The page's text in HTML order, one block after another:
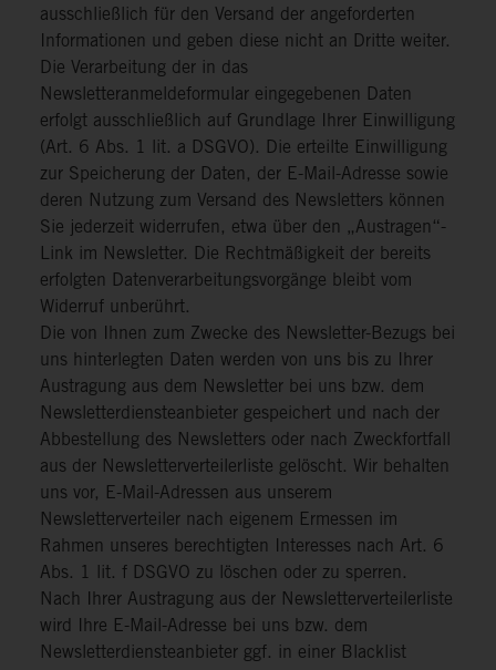
ausschließlich für den Versand der angeforderten
Informationen und geben diese nicht an Dritte weiter.
Die Verarbeitung der in das
Newsletteranmeldeformular eingegebenen Daten
erfolgt ausschließlich auf Grundlage Ihrer Einwilligung
(Art. 6 Abs. 1 lit. a DSGVO). Die erteilte Einwilligung
zur Speicherung der Daten, der E-Mail-Adresse sowie
deren Nutzung zum Versand des Newsletters können
Sie jederzeit widerrufen, etwa über den „Austragen“-
Link im Newsletter. Die Rechtmäßigkeit der bereits
erfolgten Datenverarbeitungsvorgänge bleibt vom
Widerruf unberührt.
Die von Ihnen zum Zwecke des Newsletter-Bezugs bei
uns hinterlegten Daten werden von uns bis zu Ihrer
Austragung aus dem Newsletter bei uns bzw. dem
Newsletterdiensteanbieter gespeichert und nach der
Abbestellung des Newsletters oder nach Zweckfortfall
aus der Newsletterverteilerliste gelöscht. Wir behalten
uns vor, E-Mail-Adressen aus unserem
Newsletterverteiler nach eigenem Ermessen im
Rahmen unseres berechtigten Interesses nach Art. 6
Abs. 1 lit. f DSGVO zu löschen oder zu sperren.
Nach Ihrer Austragung aus der Newsletterverteilerliste
wird Ihre E-Mail-Adresse bei uns bzw. dem
Newsletterdiensteanbieter ggf. in einer Blacklist